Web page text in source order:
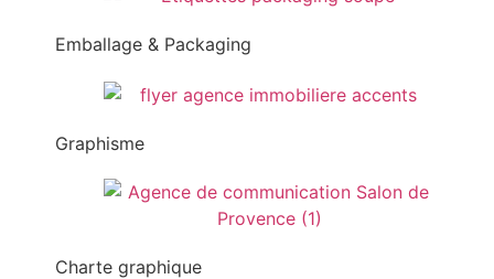
Emballage & Packaging
Graphisme
Charte graphique